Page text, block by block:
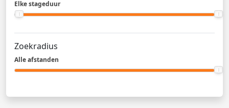
Elke stageduur
Zoekradius
Alle afstanden